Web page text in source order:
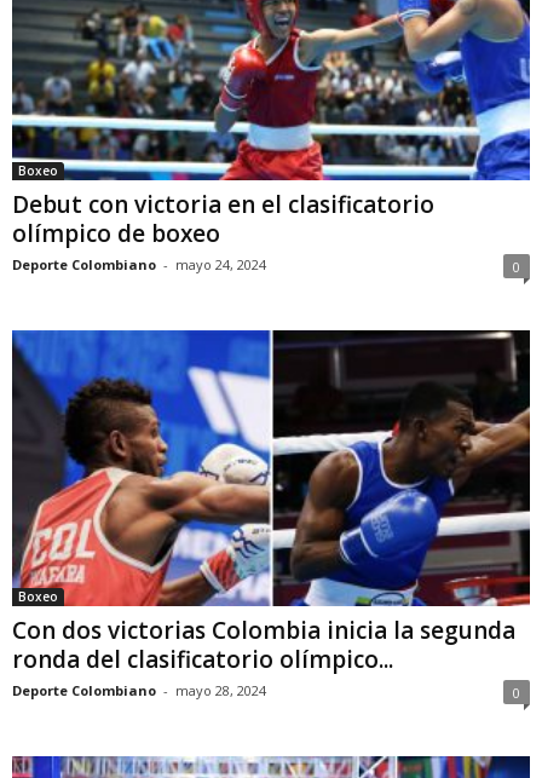
Boxeo
Debut con victoria en el clasificatorio
olímpico de boxeo
Deporte Colombiano - mayo 24, 2024 0
Boxeo
Con dos victorias Colombia inicia la segunda
ronda del clasificatorio olímpico...
Deporte Colombiano - mayo 28, 2024 0